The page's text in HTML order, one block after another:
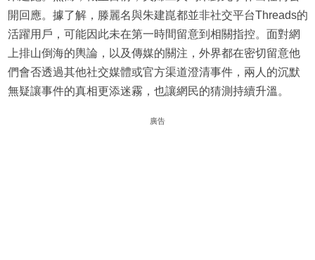
開回應。據了解，滕麗名與朱建崑都並非社交平台Threads的
活躍用戶，可能因此未在第一時間留意到相關指控。面對網
上排山倒海的輿論，以及傳媒的關注，外界都在密切留意他
們會否透過其他社交媒體或官方渠道澄清事件，兩人的沉默
無疑讓事件的真相更添迷霧，也讓網民的猜測持續升溫。
廣告